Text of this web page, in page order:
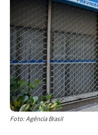
Foto: Agência Brasil